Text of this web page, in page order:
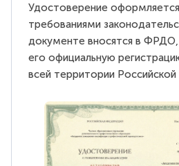
Удостоверение
требованиями
документе вносятся в
его официальную
всей территории